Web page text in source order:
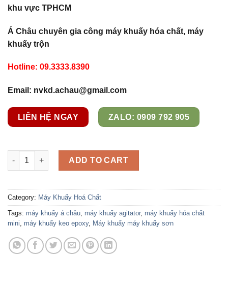
khu vực TPHCM
Á Châu chuyên gia công máy khuấy hóa chất, máy
khuấy trộn
Hotline: 09.3333.8390
Email: nvkd.achau@gmail.com
LIÊN HỆ NGAY ZALO: 0909 792 905
Máy Khuấy Hóa Chất Thí Nghiệm 1-10 lít quantity
ADD TO CART
Category: Máy Khuấy Hoá Chất
Tags: máy khuấy á châu máy khuấy agitator, máy khuấy hóa chất
mini
máy khuấy keo epoxy, Máy khuấy máy khuấy sơn